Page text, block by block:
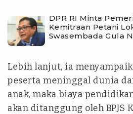
DPR RI Minta
Kemitraan Petani
Swasembada Gula
Lebih lanjut, ia
peserta meninggal dunia
anak, maka biaya
akan ditanggung oleh BPJS